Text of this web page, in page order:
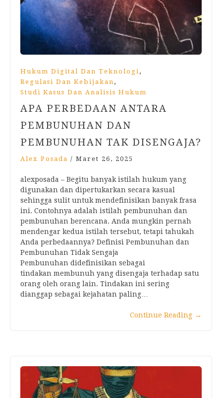
Hukum Digital Dan Teknologi,
Regulasi Dan Kebijakan ,
Studi Kasus Dan Analisis Hukum
APA PERBEDAAN ANTARA
PEMBUNUHAN DAN
PEMBUNUHAN TAK DISENGAJA?
Alex Posada / Maret 26, 2025
alexposada – Begitu banyak istilah hukum yang
digunakan dan dipertukarkan secara kasual
sehingga sulit untuk mendefinisikan banyak frasa
ini. Contohnya adalah istilah pembunuhan dan
pembunuhan berencana. Anda mungkin pernah
mendengar kedua istilah tersebut, tetapi tahukah
Anda perbedaannya? Definisi Pembunuhan dan
Pembunuhan Tidak Sengaja
Pembunuhan didefinisikan sebagai
tindakan membunuh yang disengaja terhadap satu
orang oleh orang lain. Tindakan ini sering
dianggap sebagai kejahatan paling…
Continue Reading →